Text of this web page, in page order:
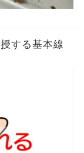
する基本線